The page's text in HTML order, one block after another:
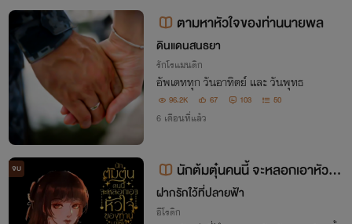
ตามหาหัวใจของท่านนายพล
ดินแดนสนธยา
รักโรแมนติก
อัพเดททุก วันอาทิตย์ และ วันพุทธ
96.2K 67 103 50
6 เดือนที่แล้ว
จบ
นักต้มตุ๋นคนนี้ จะหลอกเอาหัวใจ
ของท่านมาให้ใด้
ฝากรักใว้ที่ปลายฟ้า
อีโรติก